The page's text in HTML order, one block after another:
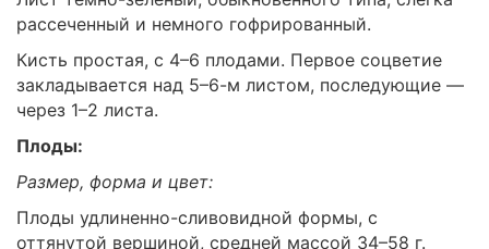
рассеченный и немного гофрированный.
Кисть простая, с 4–6 плодами. Первое соцветие
закладывается над 5–6-м листом, последующие —
через 1–2 листа.
Плоды:
Размер, форма и цвет:
Плоды удлиненно-сливовидной формы, с
оттянутой вершиной, средней массой 34–58 г.